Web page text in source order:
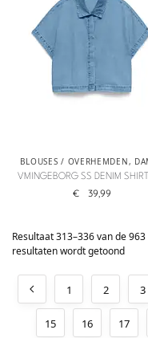
BLOUSES / OVERHEMDEN,
VMINGEBORG SS DENIM
€ 39,99
Resultaat 313–336 van de 963
resultaten wordt getoond
1 2 3
15 16 17